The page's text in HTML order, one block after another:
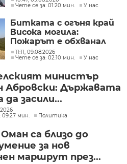
съдейства за
Михайлова
Чете се за: 01:20 мин.
У нас
Битката с огъня край
Висока могила:
Пожарът е обхванал
около 1200 декара сухи
треви, храсти и дъбова
11:11, 09.08.2026
Чете се за: 02:10 мин.
У нас
министър
Абровски: Държавата
да засили...
09:27 мин.
Политика
са близо до
за нов
маршрут през...